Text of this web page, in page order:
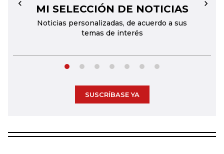
MI SELECCIÓN DE NOTICIAS
Noticias personalizadas, de acuerdo a sus
temas de interés
← →
SUSCRÍBASE YA